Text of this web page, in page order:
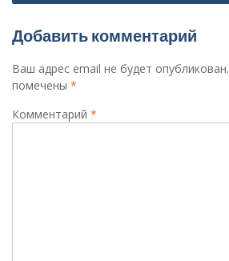
Добавить комментарий
Ваш адрес email не будет опубликован.
помечены *
Комментарий *